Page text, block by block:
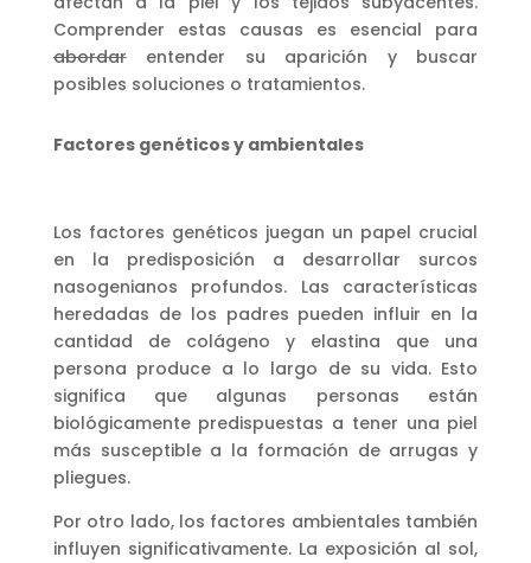
Comprender estas causas es esencial para
abordarentender su aparición y buscar
posibles soluciones o tratamientos.
Factores genéticos y ambientales
Los factores genéticos juegan un papel crucial
en la predisposición a desarrollar surcos
nasogenianos profundos. Las características
heredadas de los padres pueden influir en la
cantidad de colágeno y elastina que una
persona produce a lo largo de su vida. Esto
significa que algunas personas están
biológicamente predispuestas a tener una piel
más susceptible a la formación de arrugas y
pliegues.
Por otro lado, los factores ambientales también
influyen significativamente. La exposición al sol,